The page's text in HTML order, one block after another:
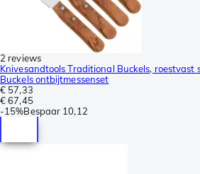
2 reviews
Knivesandtools Traditional Buckels,
Buckels ontbijtmessenset
€ 57,33
€ 67,45
-15%Bespaar 10,12